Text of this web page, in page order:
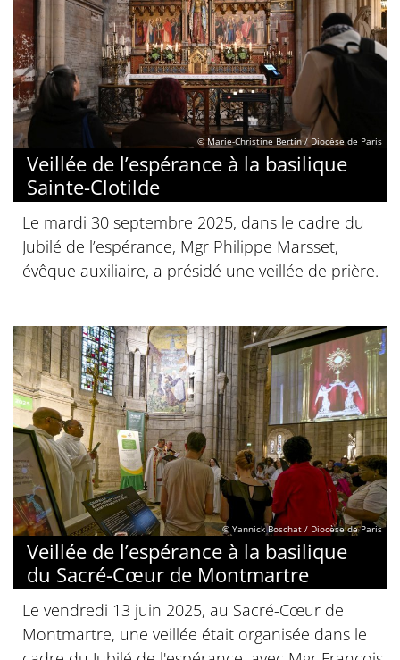
© Marie-Christine Bertin / Diocèse de Paris
Veillée de l’espérance à la basilique
Sainte-Clotilde
Le mardi 30 septembre 2025, dans le cadre du
Jubilé de l’espérance, Mgr Philippe Marsset,
évêque auxiliaire, a présidé une veillée de prière.
© Yannick Boschat / Diocèse de Paris
Veillée de l’espérance à la basilique
du Sacré-Cœur de Montmartre
Le vendredi 13 juin 2025, au Sacré-Cœur de
Montmartre, une veillée était organisée dans le